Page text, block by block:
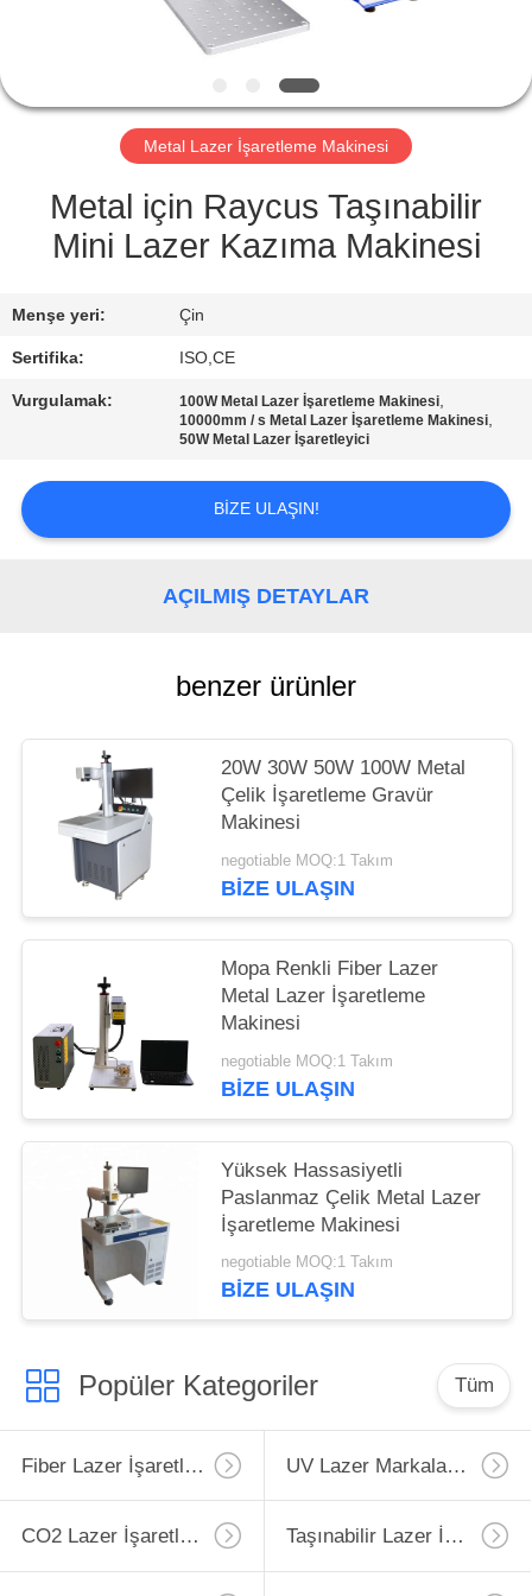
KONTROL
BIZE
ULAŞIN
BIR
TEKLIF
SITE
HARITASI
POLICY
Metal Lazer İşaretleme Makinesi
Metal için Raycus Taşınabilir
Mini Lazer Kazıma Makinesi
Menşe yeri: Çin
Sertifika: ISO,CE
Vurgulamak: 100W Metal Lazer İşaretleme Makinesi,
10000mm / s Metal Lazer İşaretleme Makinesi,
50W Metal Lazer İşaretleyici
BIZE ULAŞIN!
AÇILMIŞ DETAYLAR
benzer ürünler
20W 30W 50W 100W Metal
Çelik İşaretleme Gravür
Makinesi
negotiable MOQ:1 Takım
BIZE ULAŞIN
Mopa Renkli Fiber Lazer
Metal Lazer İşaretleme
Makinesi
negotiable MOQ:1 Takım
BIZE ULAŞIN
Yüksek Hassasiyetli
Paslanmaz Çelik Metal Lazer
İşaretleme Makinesi
negotiable MOQ:1 Takım
BIZE ULAŞIN
Popüler Kategoriler Tüm
Fiber Lazer İşaretleme Makinesi UV Lazer Markalama Makinesi
CO2 Lazer İşaretleme Makinesi Taşınabilir Lazer İşaretleme Makinesi